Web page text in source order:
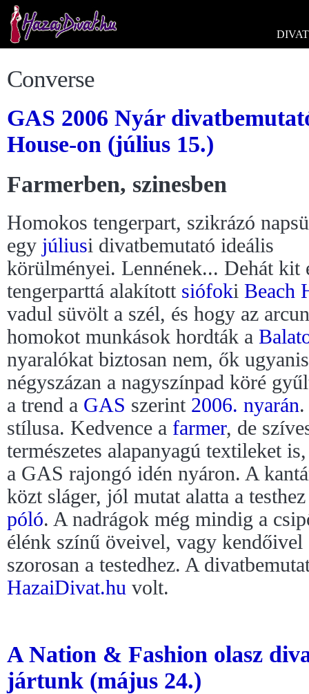
DIVAT
Converse
GAS 2006 Nyár
House-on (július 15.)
Farmerben, szinesben
Homokos tengerpart, szikrázó
egy júliusi divatbemutató ideális
körülményei. Lennének... Dehát kit
tengerparttá alakított siófoki Beach
vadul süvölt a szél, és hogy az
homokot munkások hordták a
nyaralókat biztosan nem, ők
négyszázan a nagyszínpad köré
a trend a GAS szerint 2006. nyarán
stílusa. Kedvence a farmer, de
természetes alapanyagú textileket
a GAS rajongó idén nyáron. A
közt sláger, jól mutat alatta a
póló. A nadrágok még mindig a
élénk színű öveivel, vagy
szorosan a testedhez. A
HazaiDivat.hu volt.
A Nation & Fashion olasz
jártunk (május 24.)